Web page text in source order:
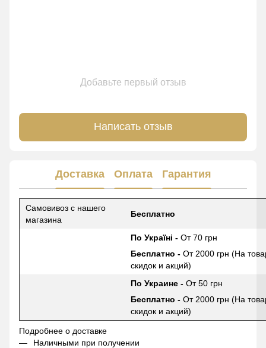
Добавьте первый отзыв
Написать отзыв
Доставка Оплата Гарантия
Самовивоз с нашего
магазина
Бесплатно
По Україні - От 70 грн
Бесплатно - От 2000 грн (На
скидок и акций)
По Украине - От 50 грн
Бесплатно - От 2000 грн (На
скидок и акций)
Подробнее о доставке
Наличными при получении